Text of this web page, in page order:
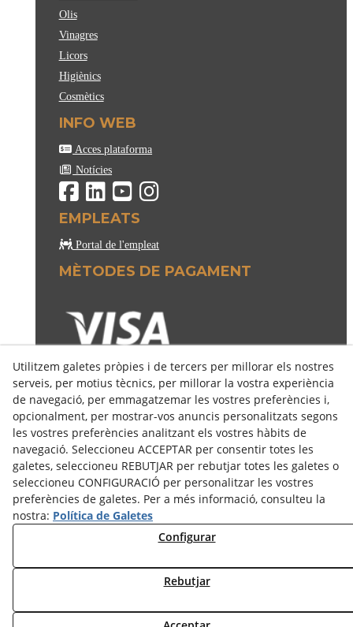
Olis
Vinagres
Licors
Higiènics
Cosmètics
INFO WEB
Acces plataforma
Notícies
EMPLEATS
Portal de l'empleat
MÈTODES DE PAGAMENT
© 08/2026 COSELVA - Tots els drets reservats.
Utilitzem galetes pròpies i de tercers per millorar els nostres
serveis, per motius tècnics, per millorar la vostra experiència
de navegació, per emmagatzemar les vostres preferències i,
opcionalment, per mostrar-vos anuncis personalitzats segons
les vostres preferències analitzant els vostres hàbits de
navegació. Seleccioneu ACCEPTAR per consentir totes les
galetes, seleccioneu REBUTJAR per rebutjar totes les galetes o
seleccioneu CONFIGURACIÓ per personalitzar les vostres
preferències de galetes. Per a més informació, consulteu la
nostra: Política de Galetes
Configurar
Rebutjar